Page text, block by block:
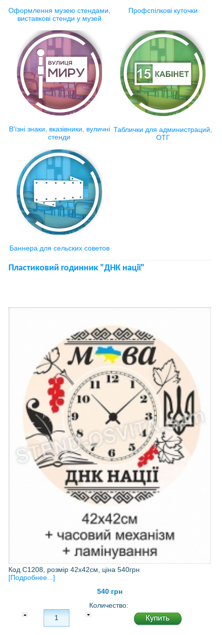
Оформлення музею стендами,
виставкові стенди у музей
Профспілкові куточки
В'їзні знаки, вказівники, вуличні
стенди
Таблички для администраций,
ОТГ
Баннера для сельских советов
Пластиковий годинник "ДНК нації"
Код С1208, розмір 42х42см, ціна 540грн
[Подробнее...]
540 грн
Количество: